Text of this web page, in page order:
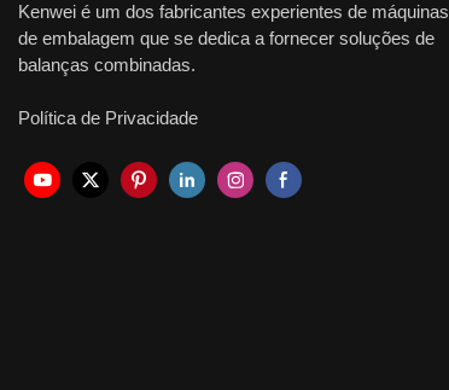
Kenwei é um dos fabricantes experientes de máquinas
de embalagem que se dedica a fornecer soluções de
balanças combinadas.
Política de Privacidade